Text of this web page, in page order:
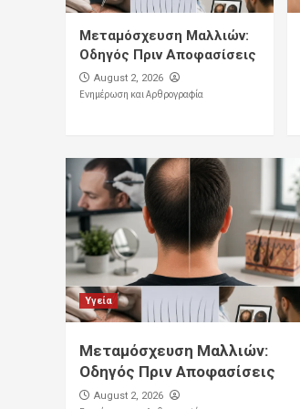
Μεταμόσχευση Μαλλιών:
Οδηγός Πριν Αποφασίσεις
August 2, 2026
Ενημέρωση και Αρθρογραφία
Υγεία
Μεταμόσχευση Μαλλιών:
Οδηγός Πριν Αποφασίσεις
August 2, 2026